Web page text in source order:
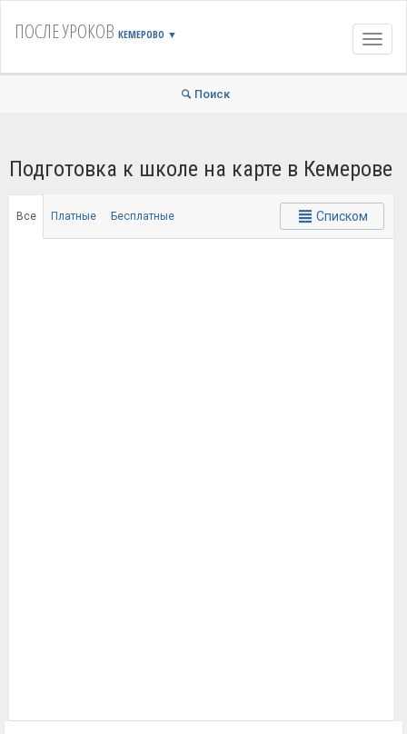
ПОСЛЕ УРОКОВ КЕМЕРОВО ▼
Поиск
Подготовка к школе на карте в Кемерове
Все Платные Бесплатные Списком